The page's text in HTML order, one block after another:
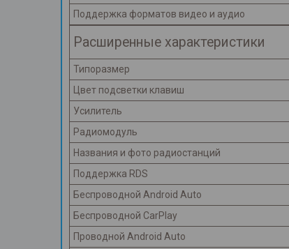
Поддержка форматов видео и аудио
Расширенные характеристики
Типоразмер
Цвет подсветки клавиш
Усилитель
Радиомодуль
Названия и фото радиостанций
Поддержка RDS
Беспроводной Android Auto
Беспроводной CarPlay
Проводной Android Auto